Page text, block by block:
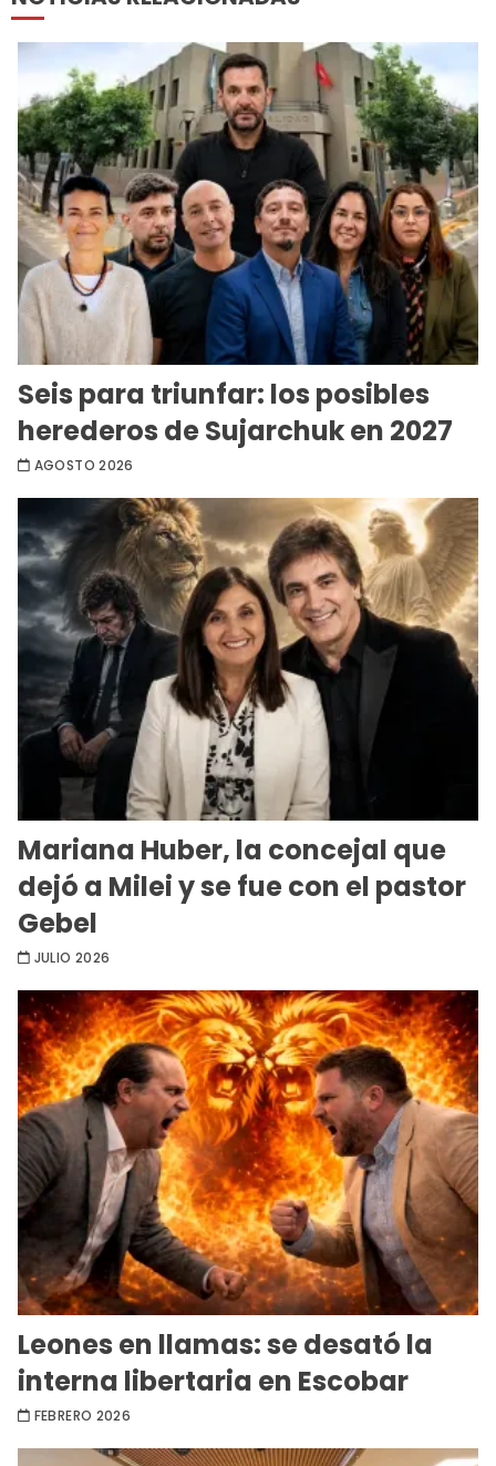
Seis para triunfar: los posibles
herederos de Sujarchuk en 2027
AGOSTO 2026
Mariana Huber, la concejal que
dejó a Milei y se fue con el pastor
Gebel
JULIO 2026
Leones en llamas: se desató la
interna libertaria en Escobar
FEBRERO 2026